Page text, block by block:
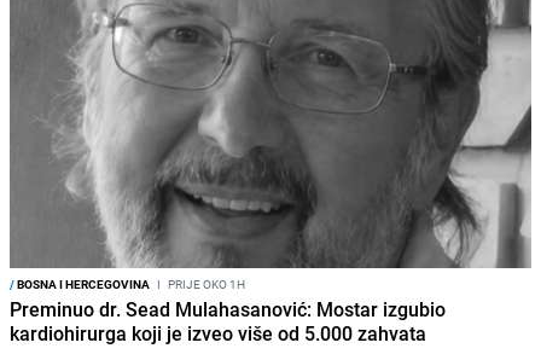
/BOSNA I HERCEGOVINA I PRIJE OKO 1H
Preminuo dr. Sead Mulahasanović: Mostar izgubio
kardiohirurga koji je izveo više od 5.000 zahvata